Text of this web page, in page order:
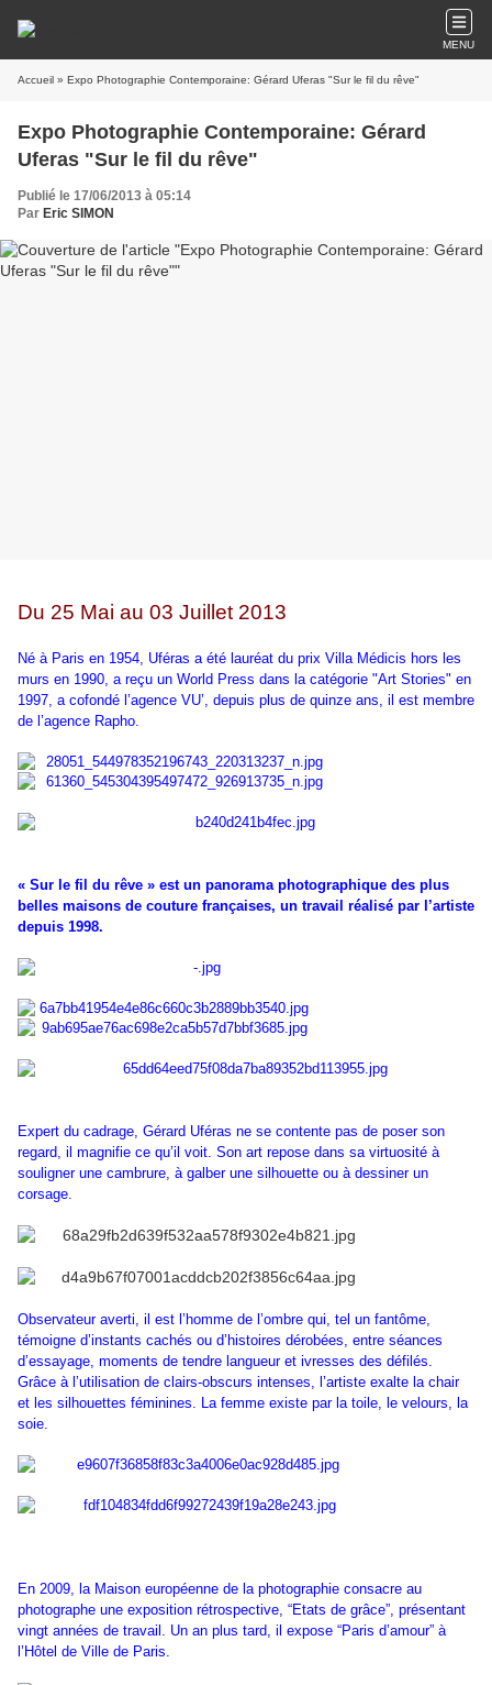
MENU
Accueil » Expo Photographie Contemporaine: Gérard Uferas "Sur le fil du rêve"
Expo Photographie Contemporaine: Gérard
Uferas "Sur le fil du rêve"
Publié le 17/06/2013 à 05:14
Par Eric SIMON
Du 25 Mai au 03 Juillet 2013
Né à Paris en 1954, Uféras a été lauréat du prix Villa Médicis hors les
murs en 1990, a reçu un World Press dans la catégorie "Art Stories" en
1997, a cofondé l’agence VU’, depuis plus de quinze ans, il est membre
de l’agence Rapho.
« Sur le fil du rêve » est un panorama photographique des plus
belles maisons de couture françaises, un travail réalisé par l’artiste
depuis 1998.
Expert du cadrage, Gérard Uféras ne se contente pas de poser son
regard, il magnifie ce qu’il voit. Son art repose dans sa virtuosité à
souligner une cambrure, à galber une silhouette ou à dessiner un
corsage.
Observateur averti, il est l’homme de l’ombre qui, tel un fantôme,
témoigne d’instants cachés ou d’histoires dérobées, entre séances
d’essayage, moments de tendre langueur et ivresses des défilés.
Grâce à l’utilisation de clairs-obscurs intenses, l’artiste exalte la chair
et les silhouettes féminines. La femme existe par la toile, le velours, la
soie.
En 2009, la Maison européenne de la photographie consacre au
photographe une exposition rétrospective, “Etats de grâce”, présentant
vingt années de travail. Un an plus tard, il expose “Paris d’amour” à
l’Hôtel de Ville de Paris.